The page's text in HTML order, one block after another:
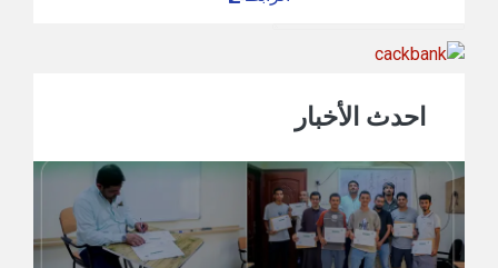
احدث الأخبار